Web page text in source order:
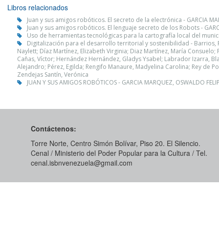
Libros relacionados
Juan y sus amigos robóticos. El secreto de la electrónica - GARCIA
Juan y sus amigos robóticos. El lenguaje secreto de los Robots -
Uso de herramientas tecnológicas para la cartografía local del
Digitalización para el desarrollo territorial y sostenibilidad - Barrios,
Naylett; Díaz Martínez, Elizabeth Virginia; Diaz Martínez, María
Cañas, Víctor; Hernández Hernández, Gladys Ysabel; Labrador Izarra,
Alejandro; Pérez, Egilda; Rengifo Manaure, Madyelina Carolina; Rey de
Zendejas Santín, Verónica
JUAN Y SUS AMIGOS ROBÓTICOS - GARCIA MARQUEZ, OSWALDO
Contáctenos:
Torre Norte, Centro Simón Bolívar, Piso 20. El Silencio.
Cenal / Ministerio del Poder Popular para la Cultura / Tel.
cenal.isbnvenezuela@gmail.com